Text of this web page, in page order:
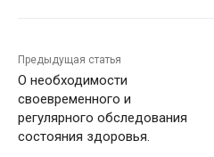
Предыдущая статья
О необходимости
своевременного и
регулярного обследования
состояния здоровья.